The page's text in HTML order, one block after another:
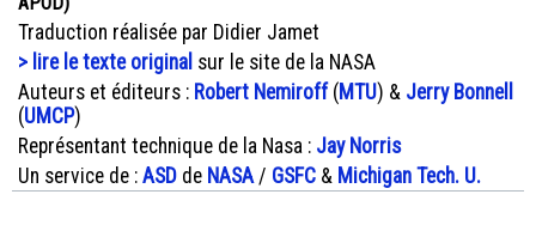
Traduction réalisée par Didier Jamet
> lire le texte original sur le site de la NASA
Auteurs et éditeurs : Robert Nemiroff( MTU) & Jerry Bonnell
(UMCP)
Représentant technique de la Nasa : Jay Norris
Un service de : ASD de NASA/ GSFC & Michigan Tech. U.